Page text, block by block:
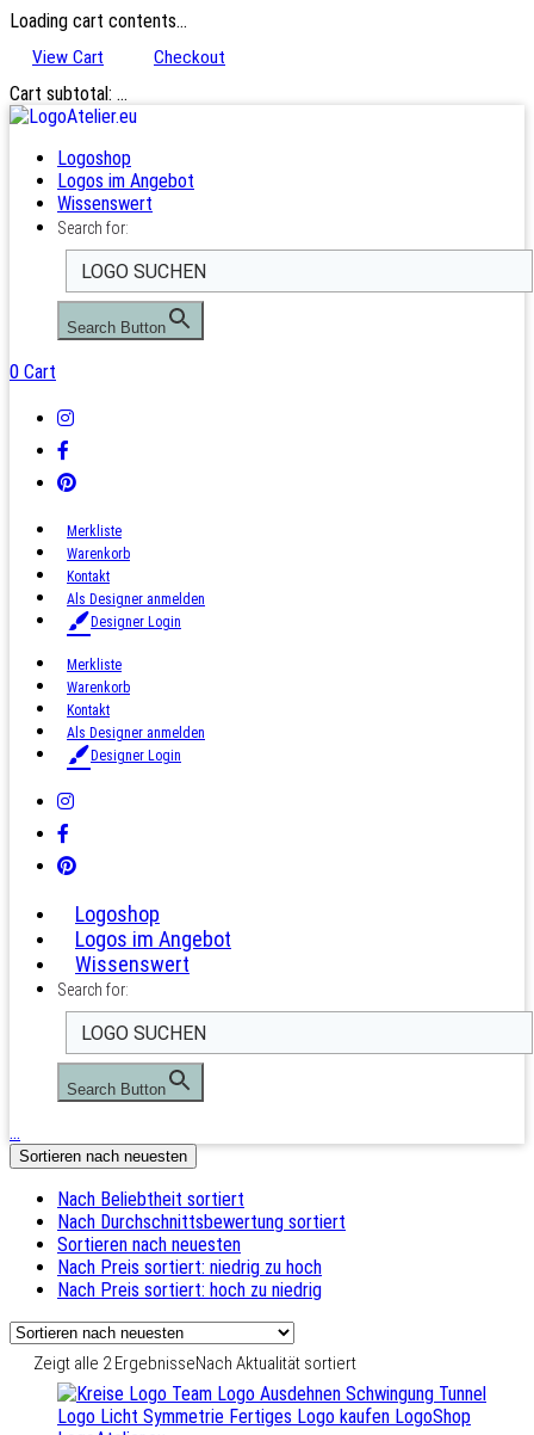
Loading cart contents...
View Cart Checkout
Cart subtotal: …
Logoshop
Logos im Angebot
Wissenswert
Search for:
Search Button
0 Cart
Merkliste
Warenkorb
Kontakt
Als Designer anmelden
Designer Login
Merkliste
Warenkorb
Kontakt
Als Designer anmelden
Designer Login
Logoshop
Logos im Angebot
Wissenswert
Search for:
Search Button
…
Sortieren nach neuesten
Nach Beliebtheit sortiert
Nach Durchschnittsbewertung sortiert
Sortieren nach neuesten
Nach Preis sortiert: niedrig zu hoch
Nach Preis sortiert: hoch zu niedrig
Zeigt alle 2 ErgebnisseNach Aktualität sortiert